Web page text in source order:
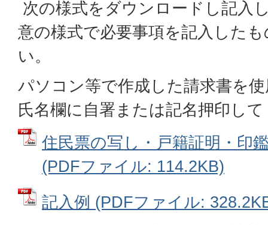
次の様式をダウンロードし記入
意の様式で必要事項を記入した
い。
パソコン等で作成した請求書を
氏名欄に自署または記名押印し
住民票の写し・戸籍証明・印
(PDFファイル: 114.2KB)
記入例 (PDFファイル: